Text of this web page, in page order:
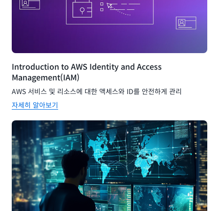
Introduction to AWS Identity and Access
Management(IAM)
AWS 서비스 및 리소스에 대한 액세스와 ID를 안전하게 관리
자세히 알아보기